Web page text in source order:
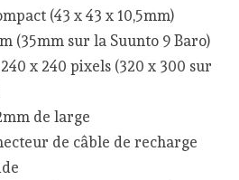
(43 x 43 x 10,5mm)
(35mm sur la Suunto 9 Baro)
x 240 pixels (320 x 300 sur
de large
de câble de recharge